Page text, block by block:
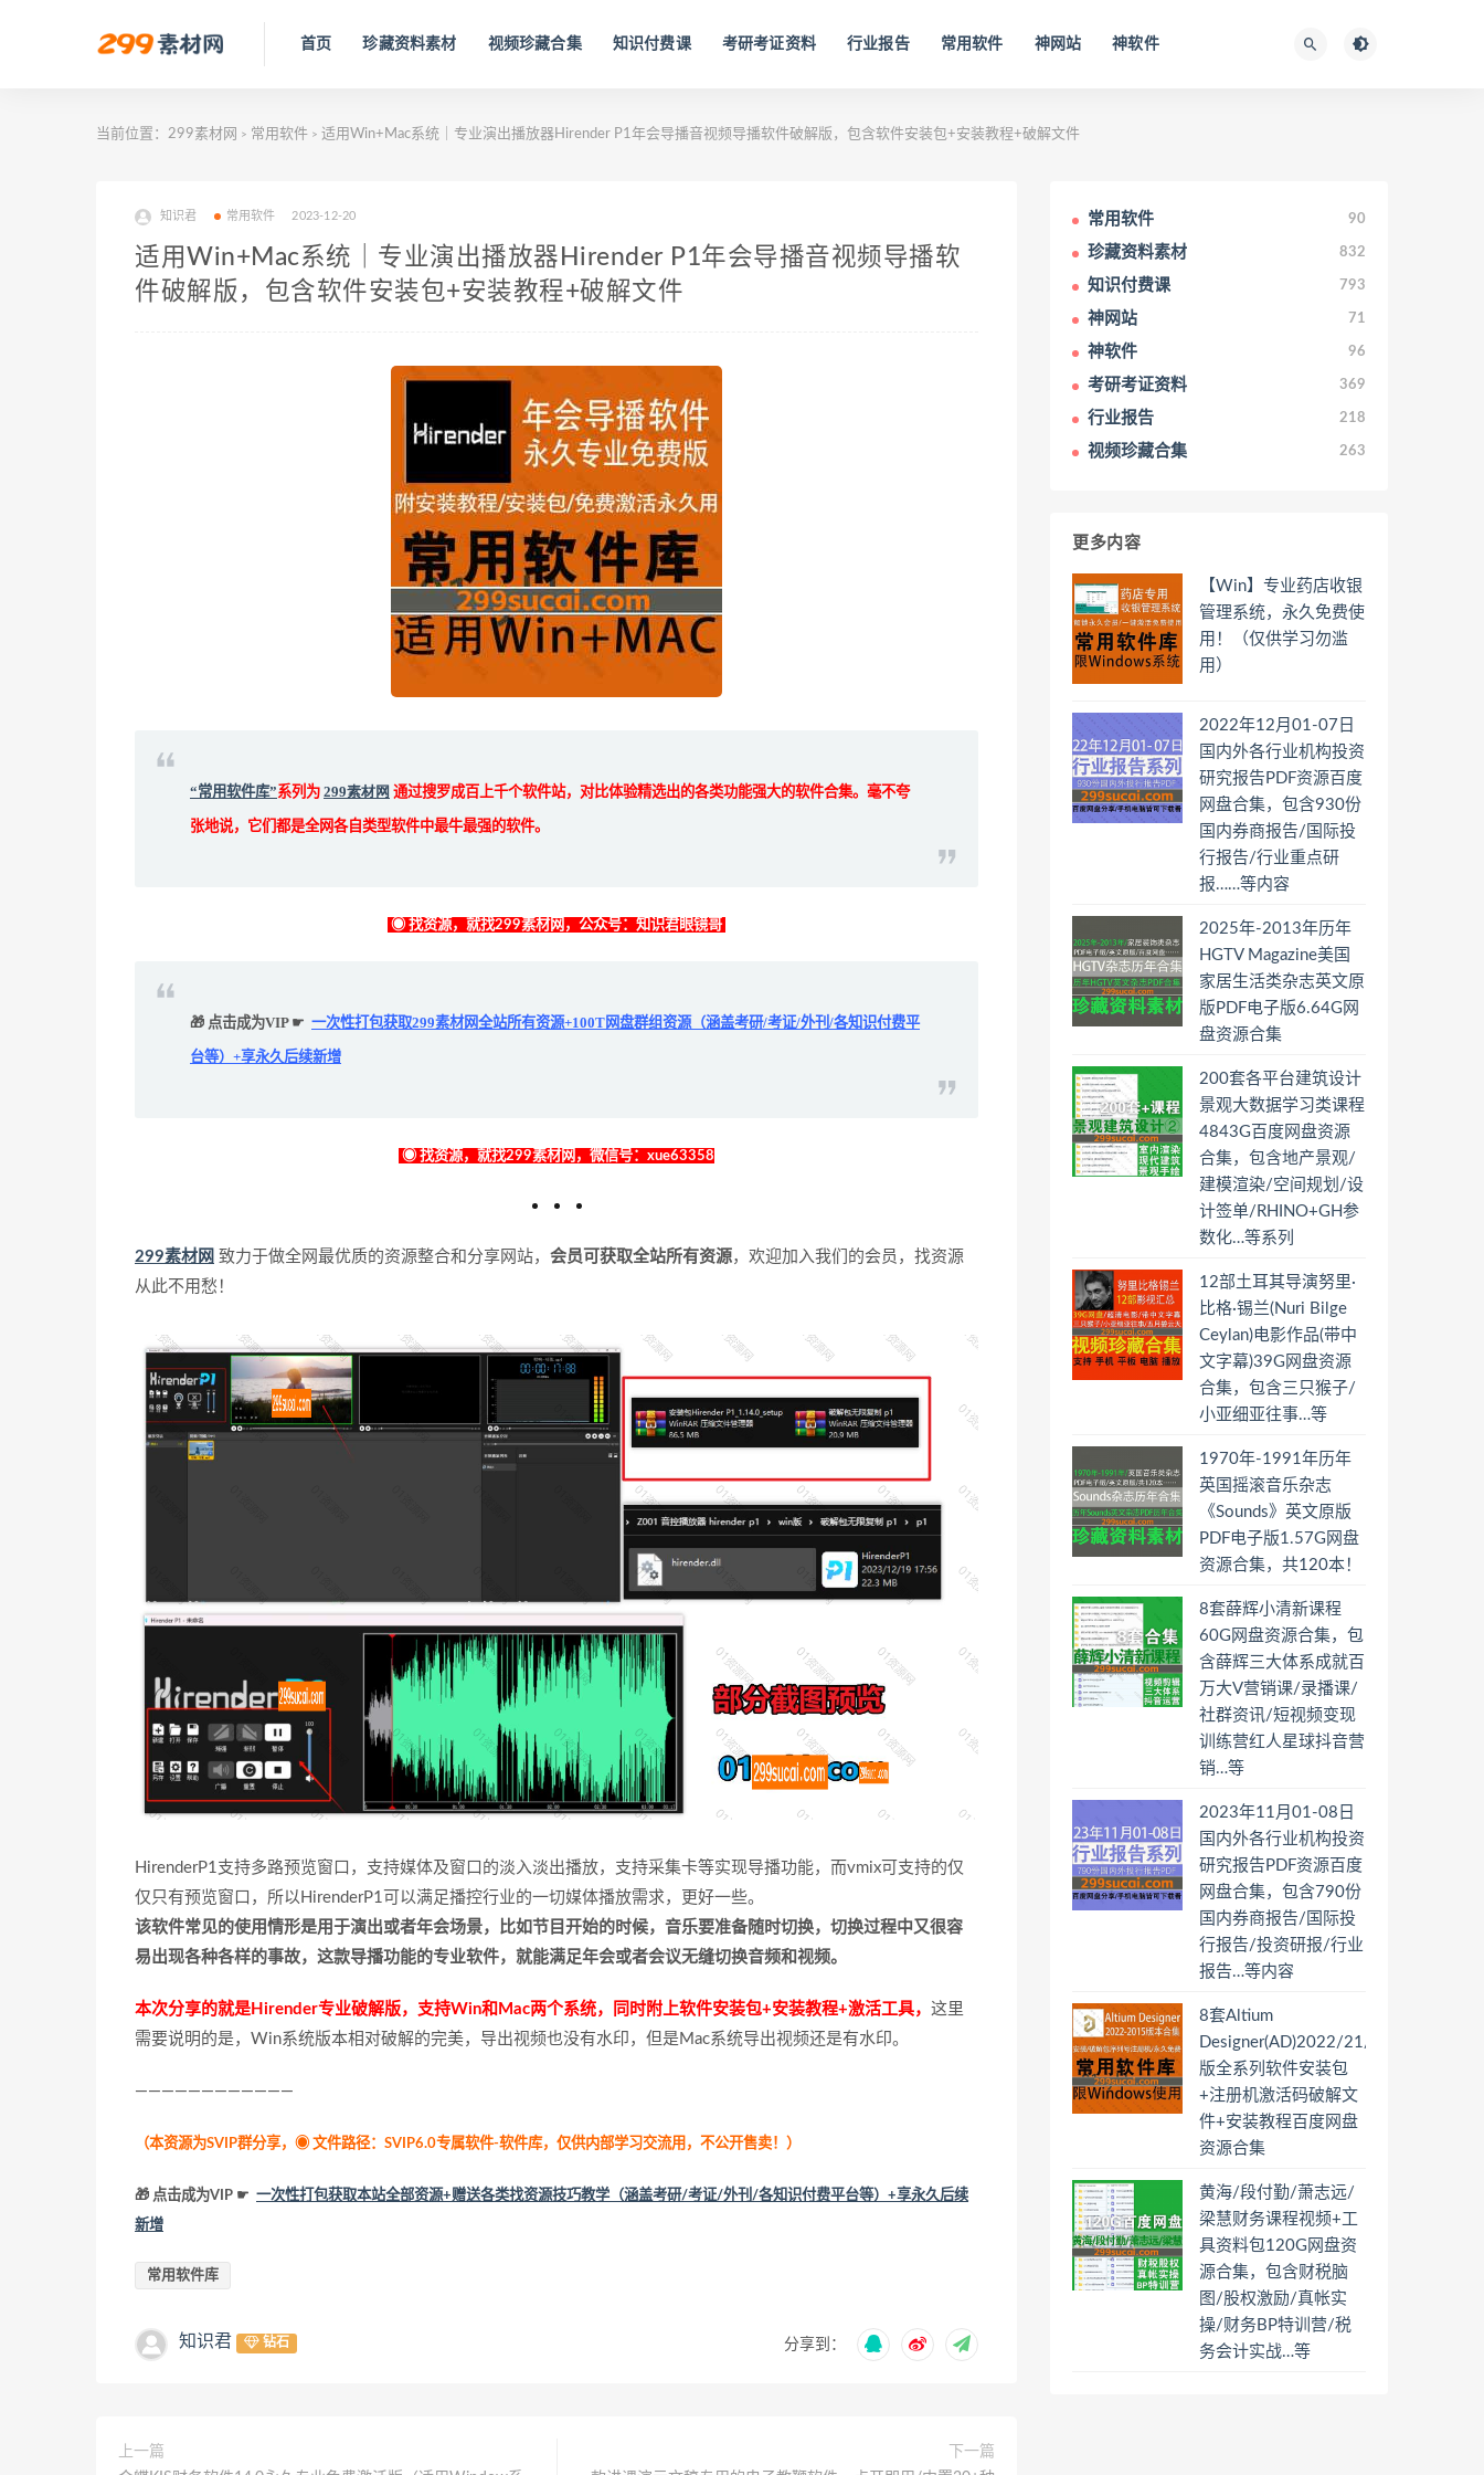
首页 珍藏资料素材 视频珍藏合集 知识付费课 考研考证资料 行业报告 常用软件 神网站 神软件
当前位置： 299素材网 > 常用软件 > 适用Win+Mac系统｜专业演出播放器Hirender P1年会导播音视频导播软件破解版，包含软件安装包+安装教程+破解文件
知识君 常用软件 2023-12-20
适用Win+Mac系统｜专业演出播放器Hirender P1年会导播音视频导播软
件破解版，包含软件安装包+安装教程+破解文件
“常用软件库”系列为 299素材网 通过搜罗成百上千个软件站，对比体验精选出的各类功能强大的软件合集。毫不夸
张地说，它们都是全网各自类型软件中最牛最强的软件。
◉ 找资源，就找299素材网，公众号：知识君眼镜哥
🎁 点击成为VIP ☛ 一次性打包获取299素材网全站所有资源+100T网盘群组资源（涵盖考研/考证/外刊/各知识付费平
台等）+享永久后续新增
◉ 找资源，就找299素材网，微信号：xue63358
299素材网 致力于做全网最优质的资源整合和分享网站， 会员可获取全站所有资源，欢迎加入我们的会员，找资源
从此不用愁！
HirenderP1支持多路预览窗口，支持媒体及窗口的淡入淡出播放，支持采集卡等实现导播功能，而vmix可支持的仅
仅只有预览窗口，所以HirenderP1可以满足播控行业的一切媒体播放需求，更好一些。
该软件常见的使用情形是用于演出或者年会场景，比如节目开始的时候，音乐要准备随时切换，切换过程中又很容
易出现各种各样的事故，这款导播功能的专业软件，就能满足年会或者会议无缝切换音频和视频。
本次分享的就是Hirender专业破解版，支持Win和Mac两个系统，同时附上软件安装包+安装教程+激活工具， 这里
需要说明的是，Win系统版本相对破解的完美，导出视频也没有水印，但是Mac系统导出视频还是有水印。
————————————
（本资源为SVIP群分享， ◉ 文件路径：SVIP6.0专属软件-软件库，仅供内部学习交流用，不公开售卖！ ）
🎁 点击成为VIP ☛ 一次性打包获取本站全部资源+赠送各类找资源技巧教学（涵盖考研/考证/外刊/各知识付费平台等）+享永久后续
新增
常用软件库
知识君 钻石 分享到：
上一篇
下一篇
常用软件 90
珍藏资料素材 832
知识付费课 793
神网站 71
神软件 96
考研考证资料 369
行业报告 218
视频珍藏合集 263
更多内容
【Win】专业药店收银
管理系统，永久免费使
用！（仅供学习勿滥
用）
2022年12月01-07日
国内外各行业机构投资
研究报告PDF资源百度
网盘合集，包含930份
国内券商报告/国际投
行报告/行业重点研
报……等内容
2025年-2013年历年
HGTV Magazine美国
家居生活类杂志英文原
版PDF电子版6.64G网
盘资源合集
200套各平台建筑设计
景观大数据学习类课程
4843G百度网盘资源
合集，包含地产景观/
建模渲染/空间规划/设
计签单/RHINO+GH参
数化…等系列
12部土耳其导演努里·
比格·锡兰(Nuri Bilge
Ceylan)电影作品(带中
文字幕)39G网盘资源
合集，包含三只猴子/
小亚细亚往事…等
1970年-1991年历年
英国摇滚音乐杂志
《Sounds》英文原版
PDF电子版1.57G网盘
资源合集，共120本！
8套薛辉小清新课程
60G网盘资源合集，包
含薛辉三大体系成就百
万大V营销课/录播课/
社群资讯/短视频变现
训练营红人星球抖音营
销…等
2023年11月01-08日
国内外各行业机构投资
研究报告PDF资源百度
网盘合集，包含790份
国内券商报告/国际投
行报告/投资研报/行业
报告…等内容
8套Altium
Designer(AD)2022/21/20/19/18/
版全系列软件安装包
+注册机激活码破解文
件+安装教程百度网盘
资源合集
黄海/段付勤/萧志远/
梁慧财务课程视频+工
具资料包120G网盘资
源合集，包含财税脑
图/股权激励/真帐实
操/财务BP特训营/税
务会计实战…等